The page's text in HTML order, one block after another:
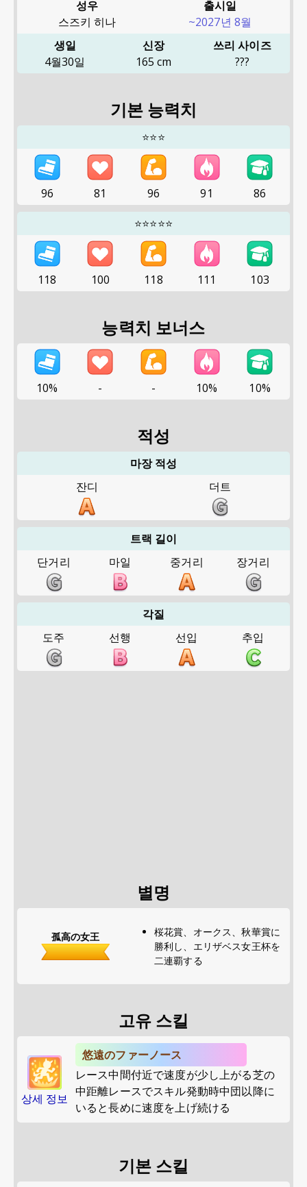
성우
스즈키 히나
출시일
~2027년 8월
생일
4월30일
신장
165 cm
쓰리 사이즈
???
기본 능력치
⭐⭐⭐
96 81 96 91
86
⭐⭐⭐⭐⭐
118 100 118 111 103
능력치 보너스
10% - - 10% 10%
적성
마장 적성
잔디
더트
트랙 길이
단거리
마일 중거리 장거리
각질
도주
선행 선입 추입
별명
孤高の女王
桜花賞、オークス、秋華賞に
勝利し、エリザベス女王杯を
二連覇する
고유 스킬
상세 정보
悠遠のファーノース
レース中間付近で速度が少し上がる芝の
中距離レースでスキル発動時中団以降に
いると長めに速度を上げ続ける
기본 스킬